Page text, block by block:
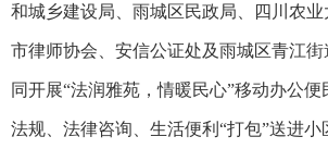
和城乡建设局、雨城区民政局、四川农
市律师协会、安信公证处及雨城区青江
同开展“法润雅苑，情暖民心”移动办公
法规、法律咨询、生活便利“打包”送进